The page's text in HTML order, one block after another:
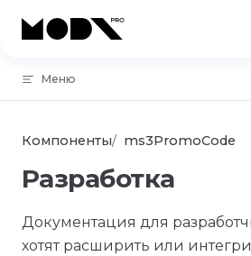
Skip to content
Меню
Компоненты ms3PromoCode
Разработка
Документация для
хотят расширить или